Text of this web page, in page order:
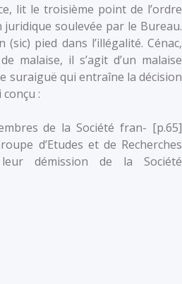
lit le troisième point de l’ordre
soulevée par le Bureau.
pied dans l’illégalité. Cénac,
malaise, il s’agit d’un malaise
suraiguë qui entraîne la décision
:
de la Société fran- [p.65]
d’Etudes et de Recherches
leur démission de la Société